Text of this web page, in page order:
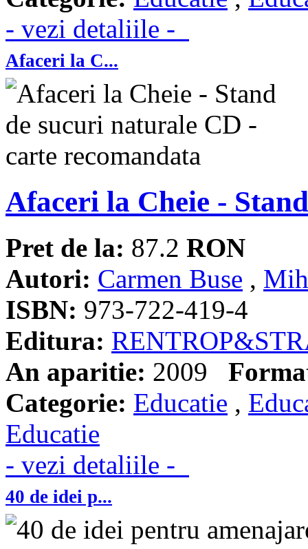
- vezi detaliile -
Afaceri la C...
Afaceri la Cheie -
Pret de la: 87.2 RON
Autori: Carmen Buse ,
ISBN: 973-722-419-4
Editura:
An aparitie: 2009
Categorie: Educatie ,
Educatie
- vezi detaliile -
40 de idei p...